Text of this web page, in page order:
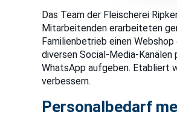
Das Team der Fleischerei
Mitarbeitenden erarbeiteten
Familienbetrieb einen
diversen Social-Media-
WhatsApp aufgeben. Etabliert
verbessern.
Personalbedarf